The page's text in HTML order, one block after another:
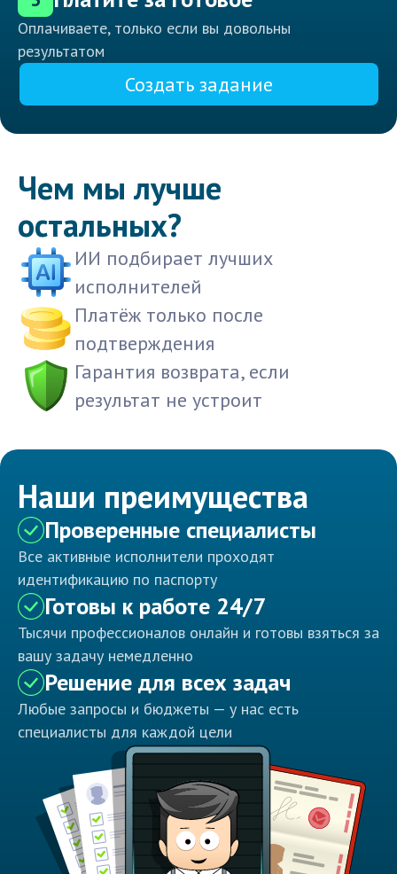
Оплачиваете, только если вы довольны
результатом
Создать задание
Чем мы лучше
остальных?
ИИ подбирает лучших
исполнителей
Платёж только после
подтверждения
Гарантия возврата, если
результат не устроит
Наши преимущества
Проверенные специалисты
Все активные исполнители проходят
идентификацию по паспорту
Готовы к работе 24/7
Тысячи профессионалов онлайн и готовы взяться за
вашу задачу немедленно
Решение для всех задач
Любые запросы и бюджеты — у нас есть
специалисты для каждой цели